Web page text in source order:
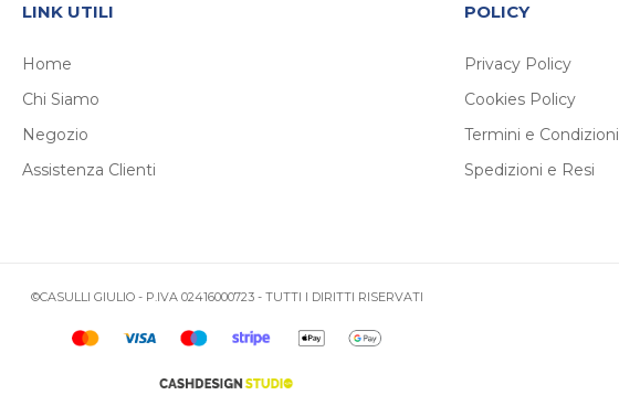
LINK UTILI
Home
Chi Siamo
Negozio
Assistenza Clienti
POLICY
Privacy Policy
Cookies Policy
Termini e Condizioni
Spedizioni e Resi
©CASULLI GIULIO - P.IVA 02416000723 - TUTTI I DIRITTI RISERVATI